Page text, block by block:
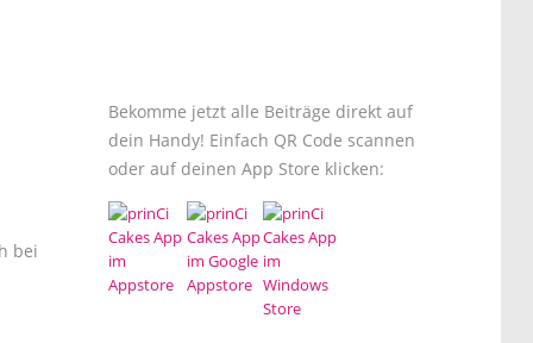
bei
Bekomme jetzt alle Beiträge direkt auf
dein Handy! Einfach QR Code scannen
oder auf deinen App Store klicken: